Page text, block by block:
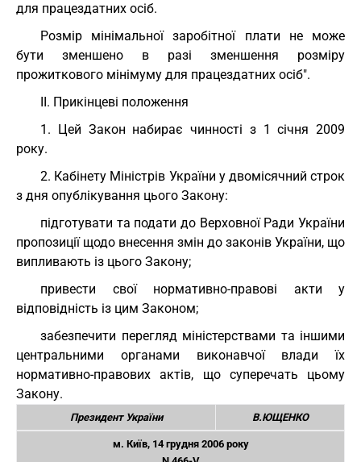
для працездатних осіб.
Розмір мінімальної заробітної плати не може
бути зменшено в разі зменшення розміру
прожиткового мінімуму для працездатних осіб".
II. Прикінцеві положення
1. Цей Закон набирає чинності з 1 січня 2009
року.
2. Кабінету Міністрів України у двомісячний строк
з дня опублікування цього Закону:
підготувати та подати до Верховної Ради України
пропозиції щодо внесення змін до законів України, що
випливають із цього Закону;
привести свої нормативно-правові акти у
відповідність із цим Законом;
забезпечити перегляд міністерствами та іншими
центральними органами виконавчої влади їх
нормативно-правових актів, що суперечать цьому
Закону.
Президент України В.ЮЩЕНКО
м. Київ, 14 грудня 2006 року